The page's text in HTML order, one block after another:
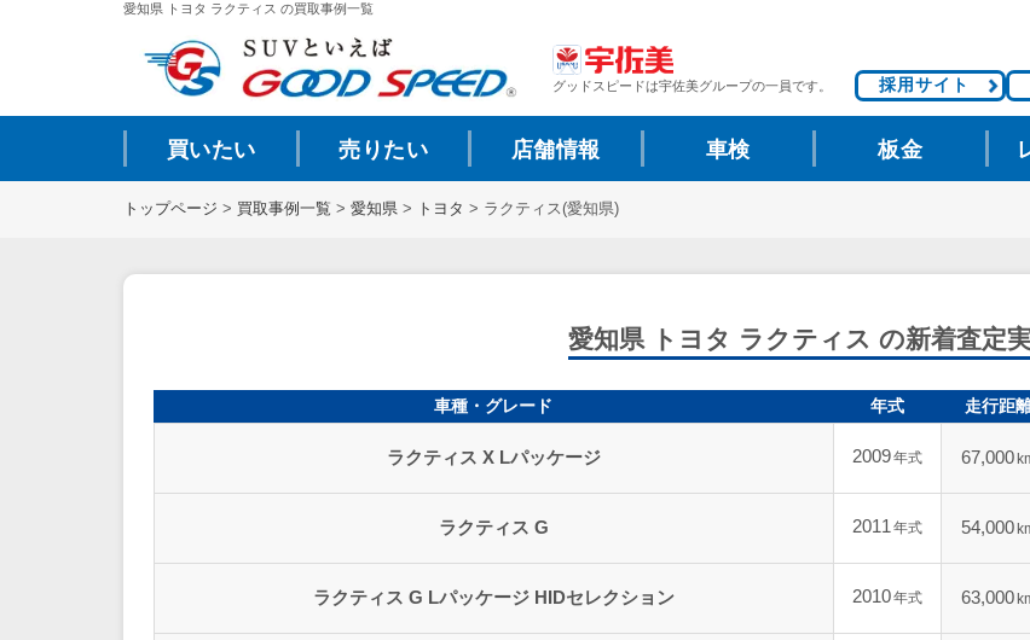
愛知県 トヨタ ラクティス の買取事例一覧
グッドスピードは宇佐美グループの一員です。 採用サイト
買いたい 売りたい 店舗情報 車検 板金
トップページ > 買取事例一覧 > 愛知県 > トヨタ > ラクティス(愛知県)
愛知県 トヨタ ラクティス の新着査定
車種・グレード 年式 走行距
ラクティス X Lパッケージ 2009年式 67,000
ラクティス G 2011 年式 54,000
ラクティス G Lパッケージ HIDセレクション 2010年式 63,000